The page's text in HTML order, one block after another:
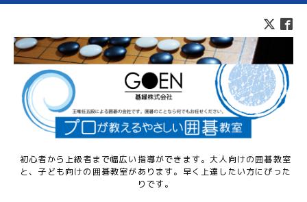
初心者から上級者まで幅広い指導ができます。大人向けの囲碁教室
と、子ども向けの囲碁教室があります。早く上達したい方にぴった
りです。